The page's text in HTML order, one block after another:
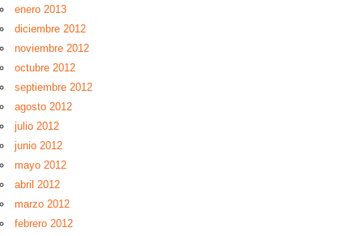
enero 2013
diciembre 2012
noviembre 2012
octubre 2012
septiembre 2012
agosto 2012
julio 2012
junio 2012
mayo 2012
abril 2012
marzo 2012
febrero 2012